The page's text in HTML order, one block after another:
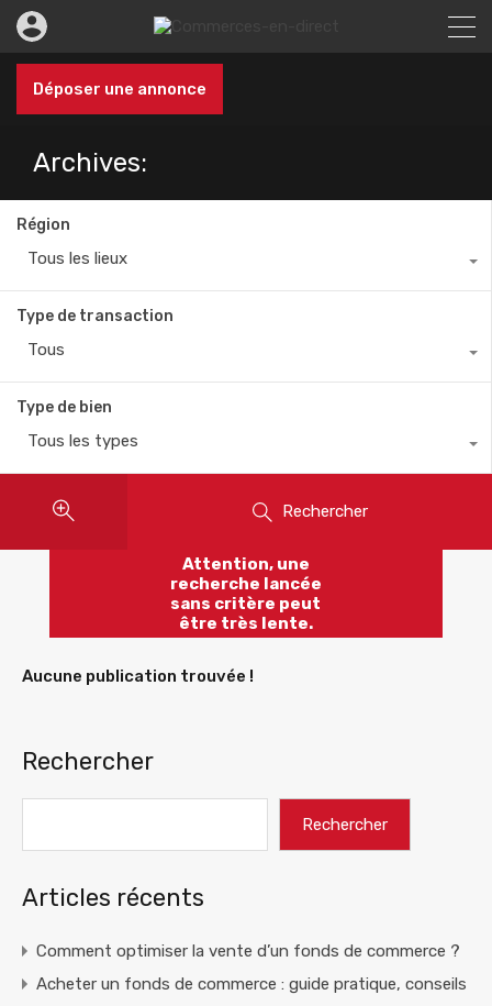
Déposer une annonce
Archives:
Région
Tous les lieux
Type de transaction
Tous
Type de bien
Tous les types
Rechercher
Attention, une
recherche lancée
sans critère peut
être très lente.
Aucune publication trouvée !
Rechercher
Rechercher
Articles récents
Comment optimiser la vente d’un fonds de commerce ?
Acheter un fonds de commerce : guide pratique, conseils